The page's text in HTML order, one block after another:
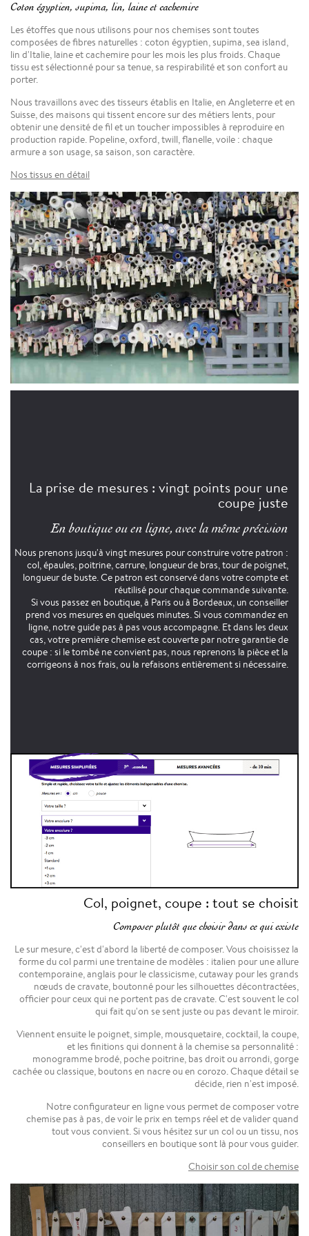
Coton égyptien, supima, lin, laine et cachemire
Les étoffes que nous utilisons pour nos chemises sont toutes
composées de fibres naturelles : coton égyptien, supima, sea island,
lin d'Italie, laine et cachemire pour les mois les plus froids. Chaque
tissu est sélectionné pour sa tenue, sa respirabilité et son confort au
porter.
Nous travaillons avec des tisseurs établis en Italie, en Angleterre et en
Suisse, des maisons qui tissent encore sur des métiers lents, pour
obtenir une densité de fil et un toucher impossibles à reproduire en
production rapide. Popeline, oxford, twill, flanelle, voile : chaque
armure a son usage, sa saison, son caractère.
Nos tissus en détail
La prise de mesures : vingt points pour une
coupe juste
En boutique ou en ligne, avec la même précision
Nous prenons jusqu'à vingt mesures pour construire votre patron :
col, épaules, poitrine, carrure, longueur de bras, tour de poignet,
longueur de buste. Ce patron est conservé dans votre compte et
réutilisé pour chaque commande suivante.
Si vous passez en boutique, à Paris ou à Bordeaux, un conseiller
prend vos mesures en quelques minutes. Si vous commandez en
ligne, notre guide pas à pas vous accompagne. Et dans les deux
cas, votre première chemise est couverte par notre garantie de
coupe : si le tombé ne convient pas, nous reprenons la pièce et la
corrigeons à nos frais, ou la refaisons entièrement si nécessaire.
Col, poignet, coupe : tout se choisit
Composer plutôt que choisir dans ce qui existe
Le sur mesure, c'est d'abord la liberté de composer. Vous choisissez la
forme du col parmi une trentaine de modèles : italien pour une allure
contemporaine, anglais pour le classicisme, cutaway pour les grands
nœuds de cravate, boutonné pour les silhouettes décontractées,
officier pour ceux qui ne portent pas de cravate. C'est souvent le col
qui fait qu'on se sent juste ou pas devant le miroir.
Viennent ensuite le poignet, simple, mousquetaire, cocktail, la coupe,
et les finitions qui donnent à la chemise sa personnalité :
monogramme brodé, poche poitrine, bas droit ou arrondi, gorge
cachée ou classique, boutons en nacre ou en corozo. Chaque détail se
décide, rien n'est imposé.
Notre configurateur en ligne vous permet de composer votre
chemise pas à pas, de voir le prix en temps réel et de valider quand
tout vous convient. Si vous hésitez sur un col ou un tissu, nos
conseillers en boutique sont là pour vous guider.
Choisir son col de chemise